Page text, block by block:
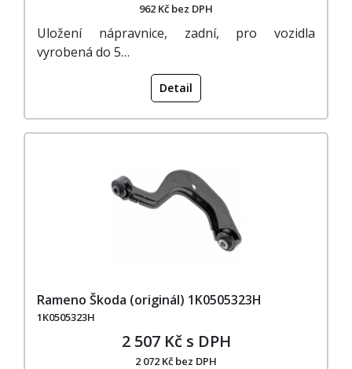
962 Kč bez DPH
Uložení nápravnice, zadní, pro vozidla
vyrobená do 5…
Detail
Rameno Škoda (originál) 1K0505323H
1K0505323H
2 507 Kč s DPH
2 072 Kč bez DPH